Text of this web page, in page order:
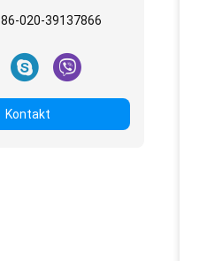
86-020-39137866
Kontakt